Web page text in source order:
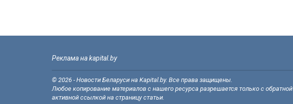
Реклама на kapital.by
© 2026 - Новости Беларуси на Kapital.by. Все права защищены.
Любое копирование материалов с нашего ресурса разрешается только с обратной
активной ссылкой на страницу статьи.